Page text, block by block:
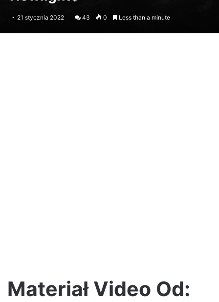
21 stycznia 2022 43 0 Less than a minute
Materiał Video Od: